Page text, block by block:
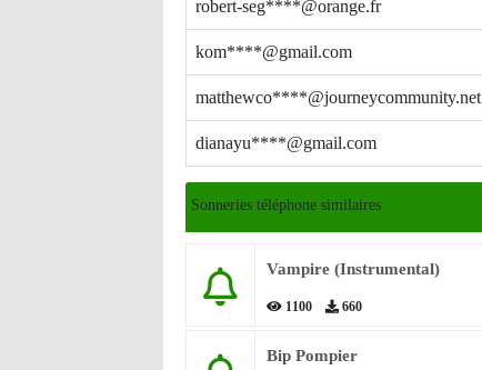
robert-seg****@orange.fr
kom****@gmail.com
matthewco****@journeycommunity.net
dianayu****@gmail.com
Sonneries téléphone similaires
Vampire (Instrumental)
1100 660
Bip Pompier